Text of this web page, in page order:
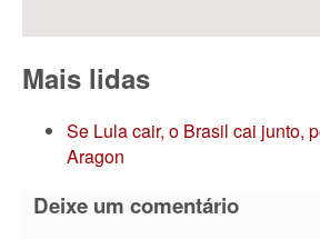
Mais lidas
Se Lula cair, o Brasil cai junto,
Aragon
Deixe um comentário